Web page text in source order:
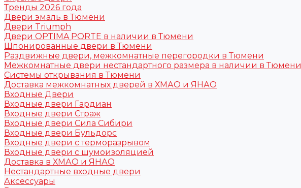
Тренды 2026 года
Двери эмаль в Тюмени
Двери Triumph
Двери OPTIMA PORTE в наличии в Тюмени
Шпонированные двери в Тюмени
Раздвижные двери, межкомнатные перегородки в Тюмени
Межкомнатные двери нестандартного размера в наличии в Тюмени
Системы открывания в Тюмени
Доставка межкомнатных дверей в ХМАО и ЯНАО
Входные Двери
Входные двери Гардиан
Входные двери Страж
Входные двери Сила Сибири
Входные двери Бульдорс
Входные двери с терморазрывом
Входные двери с шумоизоляцией
Доставка в ХМАО и ЯНАО
Нестандартные входные двери
Аксессуары